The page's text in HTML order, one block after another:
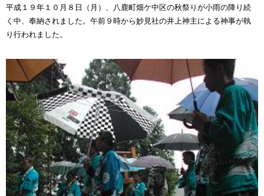
平成１９年１０月８日（月）、八鹿町畑ケ中区の秋祭りが小雨の降り続
く中、奉納されました。午前９時から妙見社の井上神主による神事が執
り行われました。